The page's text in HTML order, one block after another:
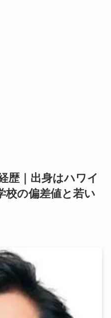
歴｜出身はハワイ
校の偏差値と若い